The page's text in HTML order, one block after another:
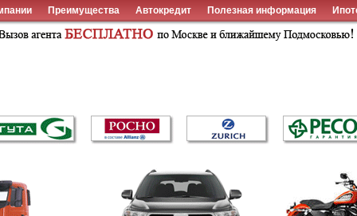
Преимущества Автокредит Полезная информация